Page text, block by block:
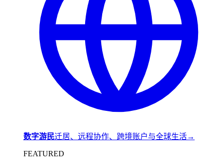
数字游民迁居、远程协作、跨境账户与全球生活→
FEATURED